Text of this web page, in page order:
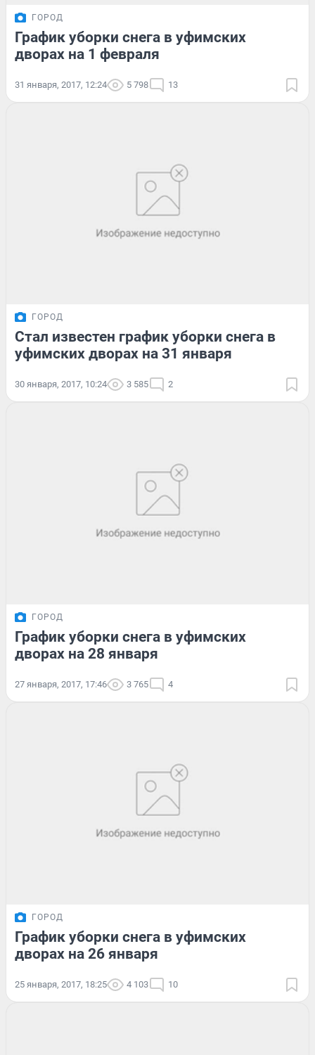
ГОРОД
График уборки снега в уфимских
дворах на 1 февраля
31 января, 2017, 12:24 5 798 13
ГОРОД
Стал известен график уборки снега в
уфимских дворах на 31 января
30 января, 2017, 10:24 3 585 2
ГОРОД
График уборки снега в уфимских
дворах на 28 января
27 января, 2017, 17:46 3 765 4
ГОРОД
График уборки снега в уфимских
дворах на 26 января
25 января, 2017, 18:25 4 103 10